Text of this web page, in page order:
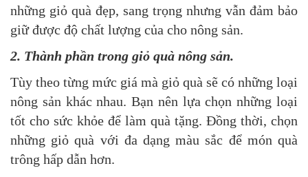
những giỏ quà đẹp, sang trọng nhưng vẫn đảm bảo
giữ được độ chất lượng của cho nông sản.
2. Thành phần trong giỏ quà nông sản.
Tùy theo từng mức giá mà giỏ quà sẽ có những loại
nông sản khác nhau. Bạn nên lựa chọn những loại
tốt cho sức khỏe để làm quà tặng. Đồng thời, chọn
những giỏ quà với đa dạng màu sắc để món quà
trông hấp dẫn hơn.